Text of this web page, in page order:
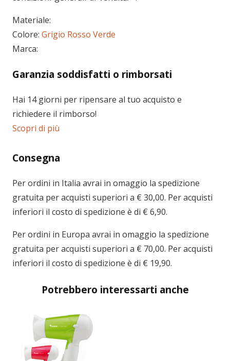
Garanzia soddisfatti o rimborsati
Hai 14 giorni per ripensare al tuo acquisto e
richiedere il rimborso!
Scopri di più
Consegna
Per ordini in Italia avrai in omaggio la spedizione
gratuita per acquisti superiori a € 30,00. Per acquisti
inferiori il costo di spedizione è di € 6,90.
Per ordini in Europa avrai in omaggio la spedizione
gratuita per acquisti superiori a € 70,00. Per acquisti
inferiori il costo di spedizione è di € 19,90.
Materiale:
Colore: Grigio Rosso Verde
Marca:
Potrebbero interessarti anche